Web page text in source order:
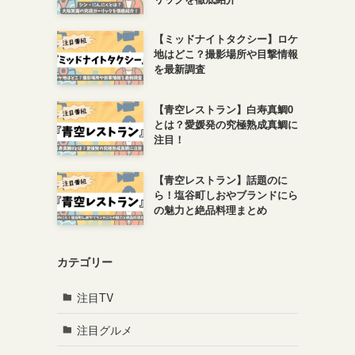
【ミッドナイトタクシー】ロケ
地はどこ？撮影場所や目撃情報
を最新調査
【青空レストラン】白寿真鯛0
とは？愛媛発の究極熟成真鯛に
注目！
【青空レストラン】話題のに
ら！塩谷町しおやブランドにら
の魅力と絶品料理まとめ
カテゴリー
注目TV
注目グルメ